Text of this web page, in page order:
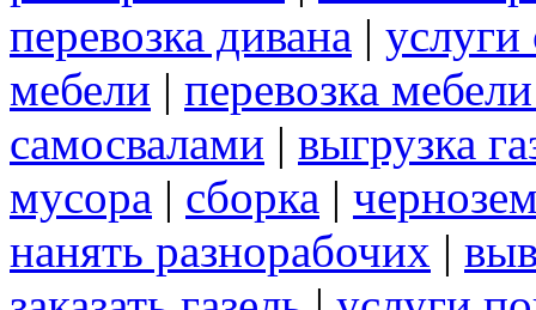
перевозка дивана | услуги
мебели | перевозка
самосвалами | выгрузка
мусора | сборка |
нанять разнорабочих |